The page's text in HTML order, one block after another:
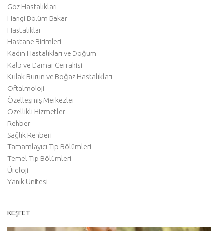
Göz Hastalıkları
Hangi Bölüm Bakar
Hastalıklar
Hastane Birimleri
Kadın Hastalıkları ve Doğum
Kalp ve Damar Cerrahisi
Kulak Burun ve Boğaz Hastalıkları
Oftalmoloji
Özelleşmiş Merkezler
Özellikli Hizmetler
Rehber
Sağlık Rehberi
Tamamlayıcı Tıp Bölümleri
Temel Tıp Bölümleri
Üroloji
Yanık Ünitesi
KEŞFET